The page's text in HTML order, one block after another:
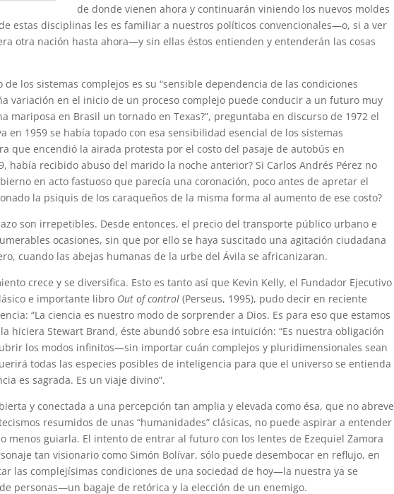
de donde vienen ahora y continuarán viniendo los nuevos moldes
estas disciplinas les es familiar a nuestros políticos convencionales—o, si a ver
otra nación hasta ahora—y sin ellas éstos entienden y entenderán las cosas
los sistemas complejos es su “sensible dependencia de las condiciones
variación en el inicio de un proceso complejo puede conducir a un futuro muy
mariposa en Brasil un tornado en Texas?”, preguntaba en discurso de 1972 el
en 1959 se había topado con esa sensibilidad esencial de los sistemas
que encendió la airada protesta por el costo del pasaje de autobús en
había recibido abuso del marido la noche anterior? Si Carlos Andrés Pérez no
en acto fastuoso que parecía una coronación, poco antes de apretar el
la psiquis de los caraqueños de la misma forma al aumento de ese costo?
son irrepetibles. Desde entonces, el precio del transporte público urbano e
ocasiones, sin que por ello se haya suscitado una agitación ciudadana
cuando las abejas humanas de la urbe del Ávila se africanizaran.
crece y se diversifica. Esto es tanto así que Kevin Kelly, el Fundador Ejecutivo
e importante libro Out of control (Perseus, 1995), pudo decir en reciente
“La ciencia es nuestro modo de sorprender a Dios. Es para eso que estamos
hiciera Stewart Brand, éste abundó sobre esa intuición: “Es nuestra obligación
los modos infinitos—sin importar cuán complejos y pluridimensionales sean
todas las especies posibles de inteligencia para que el universo se entienda
es sagrada. Es un viaje divino”.
y conectada a una percepción tan amplia y elevada como ésa, que no abreve
resumidos de unas “humanidades” clásicas, no puede aspirar a entender
menos guiarla. El intento de entrar al futuro con los lentes de Ezequiel Zamora
tan visionario como Simón Bolívar, sólo puede desembocar en reflujo, en
las complejísimas condiciones de una sociedad de hoy—la nuestra ya se
personas—un bagaje de retórica y la elección de un enemigo.